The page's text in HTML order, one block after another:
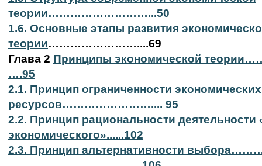
теории………………………...50
1.6. Основные этапы развития
теории……………………....69
Глава 2 Принципы экономической
….95
2.1. Принцип ограниченности экономических
ресурсов…………………….... 95
2.2. Принцип рациональности деятельности
экономического»......102
2.3. Принцип альтернативности